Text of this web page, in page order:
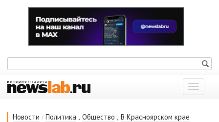
Показать
меню
Новости / Политика , Общество , В Красноярском крае